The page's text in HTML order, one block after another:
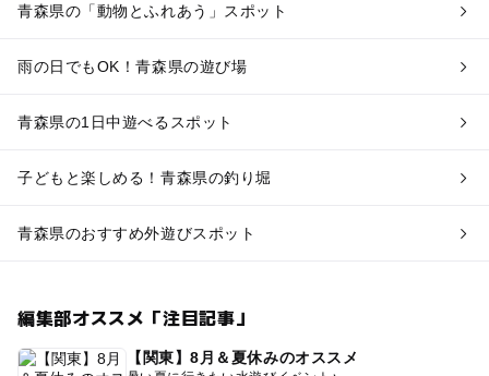
青森県の「動物とふれあう」スポット
雨の日でもOK！青森県の遊び場
青森県の1日中遊べるスポット
子どもと楽しめる！青森県の釣り堀
青森県のおすすめ外遊びスポット
編集部オススメ「注目記事」
【関東】8月＆夏休みのオススメ